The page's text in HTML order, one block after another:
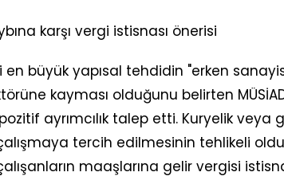
karşı vergi istisnası önerisi
en büyük yapısal tehdidin "erken
kayması olduğunu belirten
ayrımcılık talep etti. Kuryelik veya
tercih edilmesinin tehlikeli
maaşlarına gelir vergisi